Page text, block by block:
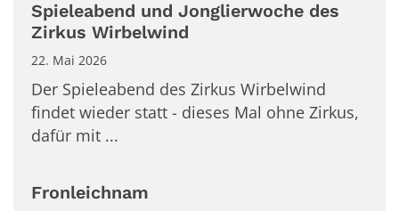
Spieleabend und Jonglierwoche des
Zirkus Wirbelwind
22. Mai 2026
Der Spieleabend des Zirkus Wirbelwind
findet wieder statt - dieses Mal ohne Zirkus,
dafür mit ...
Fronleichnam